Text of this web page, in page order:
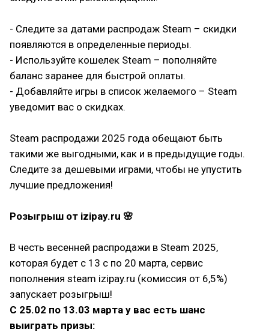
- Следите за датами распродаж Steam – скидки
появляются в определенные периоды.
- Используйте кошелек Steam – пополняйте
баланс заранее для быстрой оплаты.
- Добавляйте игры в список желаемого – Steam
уведомит вас о скидках.
Steam распродажи 2025 года обещают быть
такими же выгодными, как и в предыдущие годы.
Следите за дешевыми играми, чтобы не упустить
лучшие предложения!
Розыгрыш от izipay.ru 🌸
В честь весенней распродажи в Steam 2025,
которая будет с 13 с по 20 марта, сервис
пополнения steam izipay.ru (комиссия от 6,5%)
запускает розыгрыш!
С 25.02 по 13.03 марта у вас есть шанс
выиграть призы: